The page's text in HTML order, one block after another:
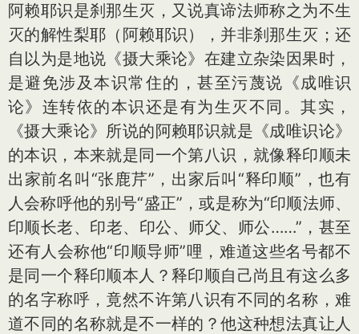
阿赖耶识是刹那生灭，又说真谛法师称之为不生
灭的解性梨耶（阿赖耶识），并非刹那生灭；还
自以为是地说《摄大乘论》在建立杂染因果时，
是避免涉及本识常住的，甚至污蔑说《成唯识
论》连转依的本识还是有为生灭不同。其实，
《摄大乘论》所说的阿赖耶识就是《成唯识论》
的本识，本来就是同一个第八识，就像释印顺未
出家前名叫“张鹿芹”，出家后叫“释印顺”，也有
人会称呼他的别号“盛正”，或是称为“印顺法师、
印顺长老、印老、印公、师父、师公……”，甚至
还有人会称他“印顺导师”哩，难道这些名号都不
是同一个释印顺本人？释印顺自己尚且有这么多
的名字称呼，竟然不许第八识有不同的名称，难
道不同的名称就是不一样的？他这种想法真让人